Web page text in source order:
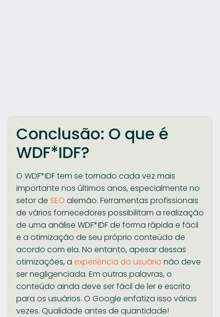
Conclusão: O que é
WDF*IDF?
O WDF*IDF tem se tornado cada vez mais
importante nos últimos anos, especialmente no
setor de SEO alemão. Ferramentas profissionais
de vários fornecedores possibilitam a realização
de uma análise WDF*IDF de forma rápida e fácil
e a otimização de seu próprio conteúdo de
acordo com ela. No entanto, apesar dessas
otimizações, a experiência do usuário não deve
ser negligenciada. Em outras palavras, o
conteúdo ainda deve ser fácil de ler e escrito
para os usuários. O Google enfatiza isso várias
vezes. Qualidade antes de quantidade!